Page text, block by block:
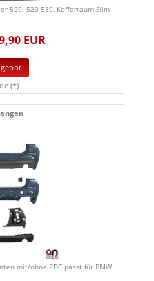
520i 523 530, Kofferraum Slim
EUR
(*)
mit/ohne PDC passt für BMW